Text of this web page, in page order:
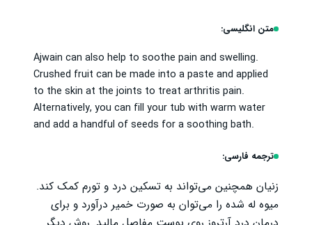
متن انگلیسی:
Ajwain can also help to soothe pain and swelling.
Crushed fruit can be made into a paste and applied
to the skin at the joints to treat arthritis pain.
Alternatively, you can fill your tub with warm water
and add a handful of seeds for a soothing bath.
ترجمه فارسی:
زنیان همچنین می‌تواند به تسکین درد و تورم کمک کند.
میوه له شده را می‌توان به صورت خمیر درآورد و برای